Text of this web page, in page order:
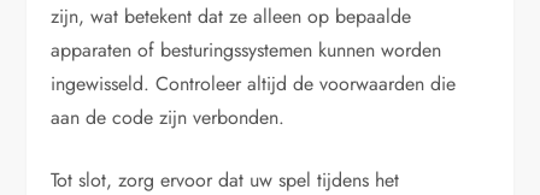
zijn, wat betekent dat ze alleen op bepaalde
apparaten of besturingssystemen kunnen worden
ingewisseld. Controleer altijd de voorwaarden die
aan de code zijn verbonden.
Tot slot, zorg ervoor dat uw spel tijdens het